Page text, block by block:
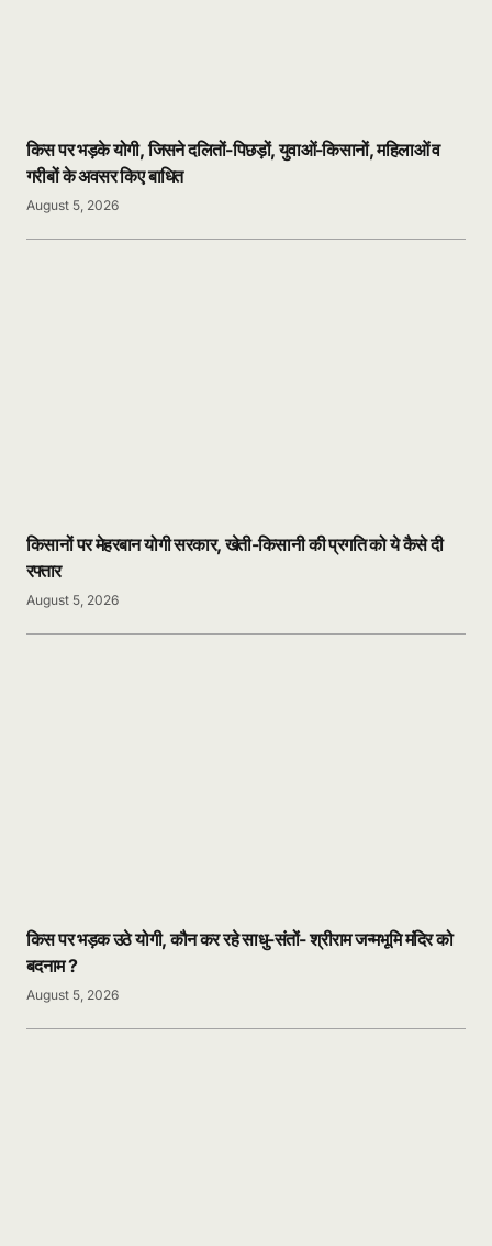
किस पर भड़के योगी, जिसने दलितों-पिछड़ों, युवाओं-किसानों, महिलाओं व
गरीबों के अवसर किए बाधित
August 5, 2026
किसानों पर मेहरबान योगी सरकार, खेती-किसानी की प्रगति को ये कैसे दी
रफ्तार
August 5, 2026
किस पर भड़क उठे योगी, कौन कर रहे साधु-संतों- श्रीराम जन्मभूमि मंदिर को
बदनाम ?
August 5, 2026